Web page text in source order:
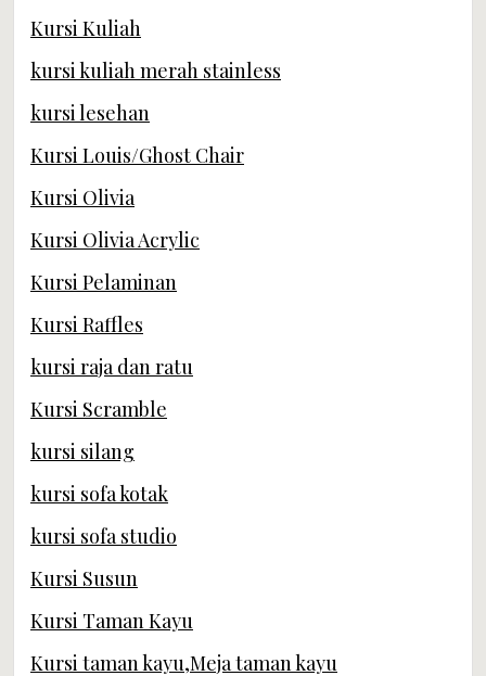
Kursi Kuliah
kursi kuliah merah stainless
kursi lesehan
Kursi Louis/Ghost Chair
Kursi Olivia
Kursi Olivia Acrylic
Kursi Pelaminan
Kursi Raffles
kursi raja dan ratu
Kursi Scramble
kursi silang
kursi sofa kotak
kursi sofa studio
Kursi Susun
Kursi Taman Kayu
Kursi taman kayu,Meja taman kayu